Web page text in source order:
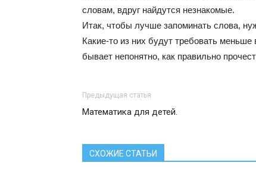
словам, вдруг найдутся незнакомые.
Итак, чтобы лучше запоминать слова,
Какие-то из них будут требовать
бывает непонятно, как правильно
Предыдущая статья
Математика для детей.
СХОЖИЕ СТАТЬИ